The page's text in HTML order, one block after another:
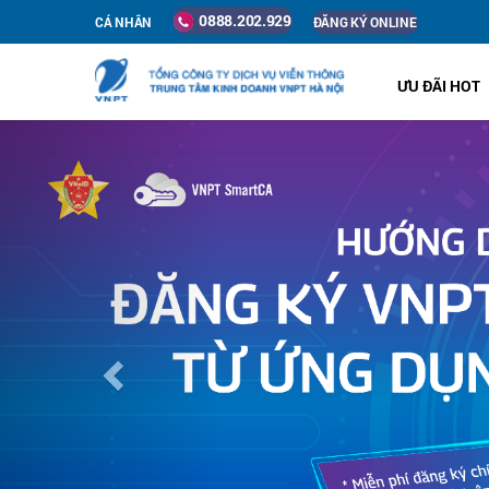
CÁ NHÂN 0888.202.929 ĐĂNG KÝ ONLINE
ƯU ĐÃI HOT